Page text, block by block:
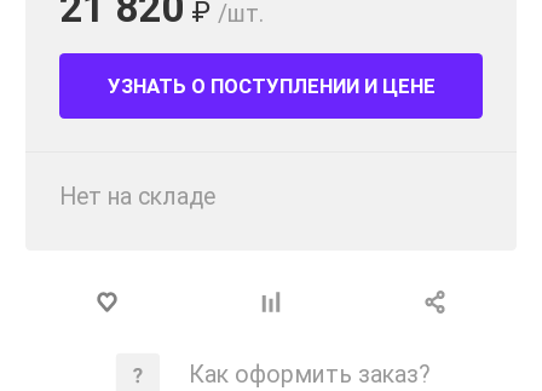
₽ /шт.
УЗНАТЬ О ПОСТУПЛЕНИИ И ЦЕНЕ
Нет на складе
Как оформить заказ?